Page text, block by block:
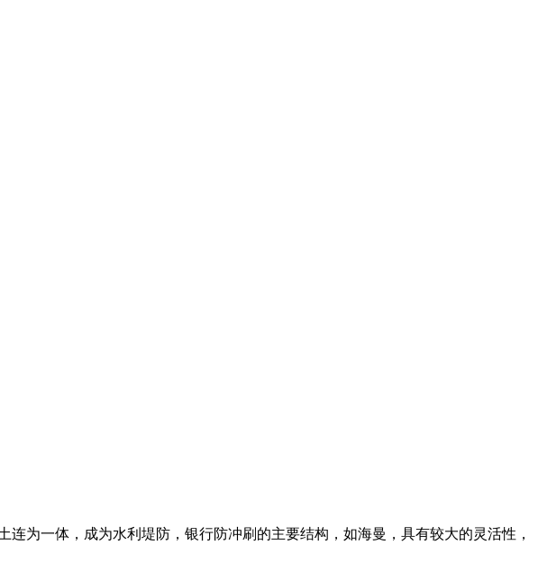
为一体，成为水利堤防，银行防冲刷的主要结构，如海曼，具有较大的灵活性，